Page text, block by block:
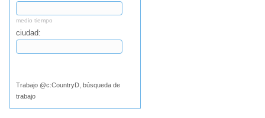
medio tiempo
ciudad:
Trabajo @c:CountryD, búsqueda de
trabajo